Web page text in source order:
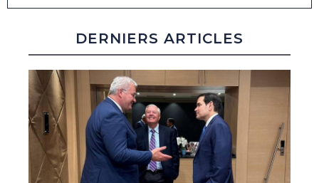
DERNIERS ARTICLES